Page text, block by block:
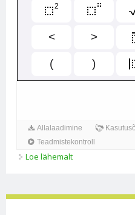
Loe lähemalt